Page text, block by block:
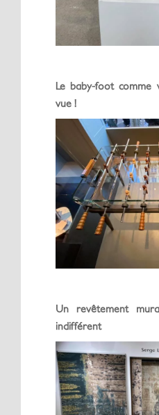
Le baby-foot comme
vue !
Un revêtement
indifférent